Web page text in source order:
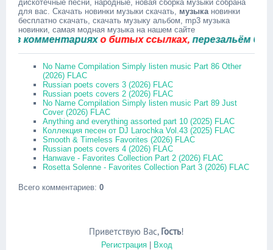
дискотечные песни, народные, новая сборка музыки собрана
для вас. Скачать новинки музыки скачать, музыкановинки
бесплатно скачать, скачать музыку альбом, mp3 музыка
новинки, самая модная музыка на нашем сайте
о битых ссылках,перезальём быстро.
No Name Compilation Simply listen music Part 86 Other
(2026) FLAC
Russian poets covers 3 (2026) FLAC
Russian poets covers 2 (2026) FLAC
No Name Compilation Simply listen music Part 89 Just
Cover (2026) FLAC
Anything and everything assorted part 10 (2025) FLAC
Коллекция песен от DJ Larochka Vol.43 (2025) FLAC
Smooth & Timeless Favorites (2026) FLAC
Russian poets covers 4 (2026) FLAC
Hanwave - Favorites Collection Part 2 (2026) FLAC
Rosetta Solenne - Favorites Collection Part 3 (2026) FLAC
Всего комментариев: 0
Приветствую Вас, Гость!
Регистрация| Вход